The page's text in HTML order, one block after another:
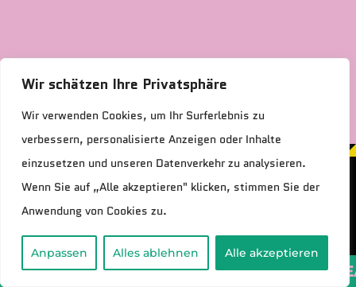
Wir schätzen Ihre Privatsphäre
Wir verwenden Cookies, um Ihr Surferlebnis zu
verbessern, personalisierte Anzeigen oder Inhalte
einzusetzen und unseren Datenverkehr zu analysieren.
Wenn Sie auf „Alle akzeptieren" klicken, stimmen Sie der
Anwendung von Cookies zu.
Anpassen Alles ablehnen Alle akzeptieren
Datenschutz |Impressum
CRUNCH + FIRE + SPICE + GUTS + ICE +